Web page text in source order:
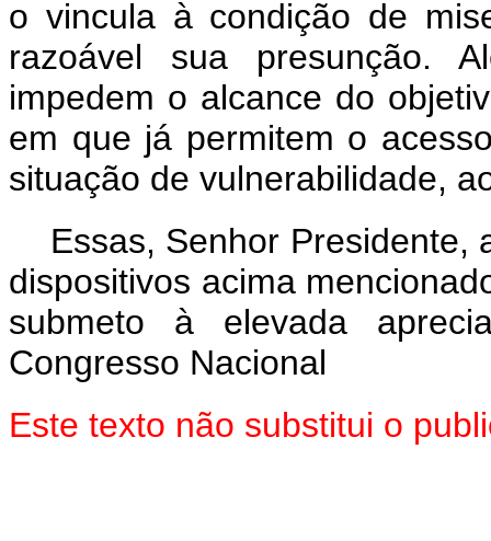
o vincula à condição de
razoável sua presunção.
impedem o alcance do
em que já permitem o
situação de vulnerabilidade,
Essas, Senhor Presidente,
dispositivos acima
submeto à elevada
Congresso Nacional
Este texto não substitui o